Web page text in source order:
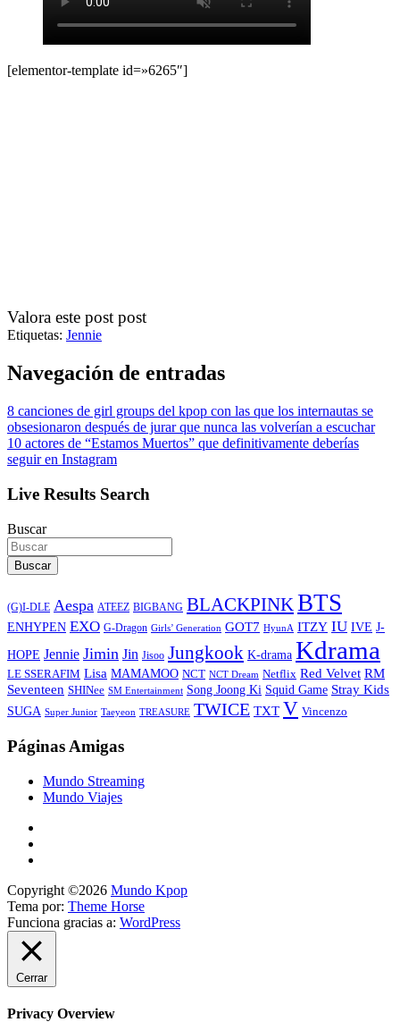
[elementor-template id=»6265″]
Valora este post post
Etiquetas: Jennie
Navegación de entradas
8 canciones de girl groups del kpop con las que los internautas se
obsesionaron después de jurar que nunca las volverían a escuchar
10 actores de “Estamos Muertos” que definitivamente deberías
seguir en Instagram
Live Results Search
Buscar
Buscar
(G)I-DLE Aespa ATEEZ BIGBANG BLACKPINK BTS
ENHYPEN EXO G-Dragon Girls’ Generation GOT7 HyunA ITZY IU IVE J-
HOPE Jennie Jimin Jin Jisoo Jungkook K-drama Kdrama
LE SSERAFIM Lisa MAMAMOO NCT NCT Dream Netflix Red Velvet RM
Seventeen SHINee SM Entertainment Song Joong Ki Squid Game Stray Kids
SUGA Super Junior Taeyeon TREASURE TWICE TXT V Vincenzo
Páginas Amigas
Mundo Streaming
Mundo Viajes
Copyright ©2026 Mundo Kpop
Tema por: Theme Horse
Funciona gracias a: WordPress
Cerrar
Privacy Overview